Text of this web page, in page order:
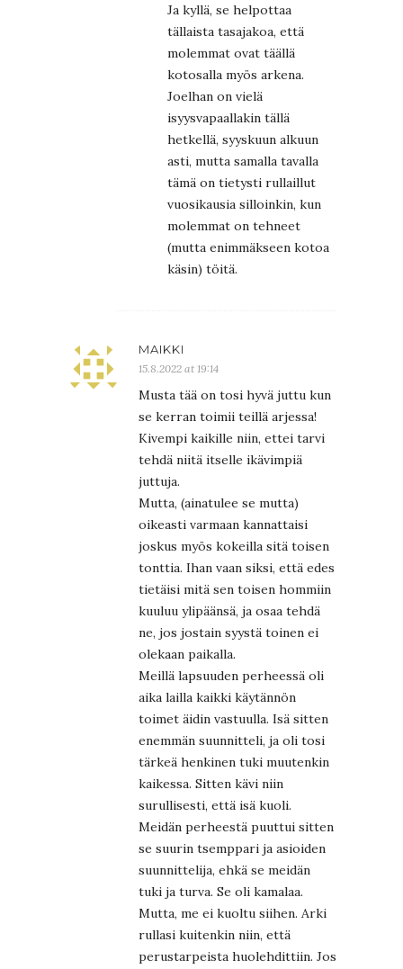
Ja kyllä, se helpottaa
tällaista tasajakoa, että
molemmat ovat täällä
kotosalla myös arkena.
Joelhan on vielä
isyysvapaallakin tällä
hetkellä, syyskuun alkuun
asti, mutta samalla tavalla
tämä on tietysti rullaillut
vuosikausia silloinkin, kun
molemmat on tehneet
(mutta enimmäkseen kotoa
käsin) töitä.
MAIKKI
15.8.2022 at 19:14
Musta tää on tosi hyvä juttu kun
se kerran toimii teillä arjessa!
Kivempi kaikille niin, ettei tarvi
tehdä niitä itselle ikävimpiä
juttuja.
Mutta, (ainatulee se mutta)
oikeasti varmaan kannattaisi
joskus myös kokeilla sitä toisen
tonttia. Ihan vaan siksi, että edes
tietäisi mitä sen toisen hommiin
kuuluu ylipäänsä, ja osaa tehdä
ne, jos jostain syystä toinen ei
olekaan paikalla.
Meillä lapsuuden perheessä oli
aika lailla kaikki käytännön
toimet äidin vastuulla. Isä sitten
enemmän suunnitteli, ja oli tosi
tärkeä henkinen tuki muutenkin
kaikessa. Sitten kävi niin
surullisesti, että isä kuoli.
Meidän perheestä puuttui sitten
se suurin tsemppari ja asioiden
suunnittelija, ehkä se meidän
tuki ja turva. Se oli kamalaa.
Mutta, me ei kuoltu siihen. Arki
rullasi kuitenkin niin, että
perustarpeista huolehdittiin. Jos